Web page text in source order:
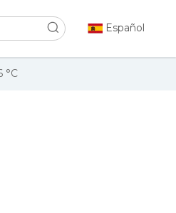
Español
°C